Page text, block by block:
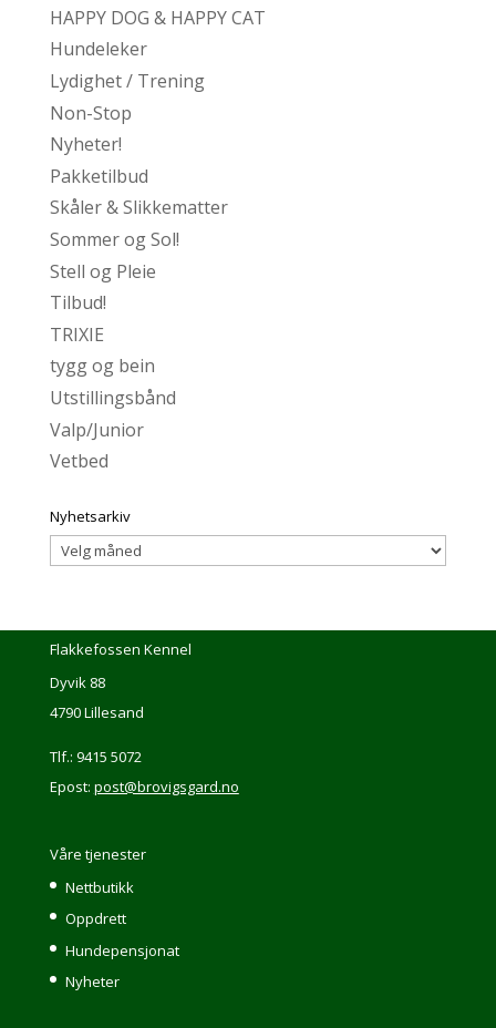
HAPPY DOG & HAPPY CAT
Hundeleker
Lydighet / Trening
Non-Stop
Nyheter!
Pakketilbud
Skåler & Slikkematter
Sommer og Sol!
Stell og Pleie
Tilbud!
TRIXIE
tygg og bein
Utstillingsbånd
Valp/Junior
Vetbed
Nyhetsarkiv
Nyhetsarkiv
Flakkefossen Kennel
Dyvik 88
4790 Lillesand
Tlf.: 9415 5072
Epost: post@brovigsgard.no
Våre tjenester
Nettbutikk
Oppdrett
Hundepensjonat
Nyheter